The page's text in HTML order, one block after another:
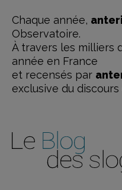
Chaque année,
Observatoire.
À travers les milliers
année en France
et recensés par
exclusive du discours